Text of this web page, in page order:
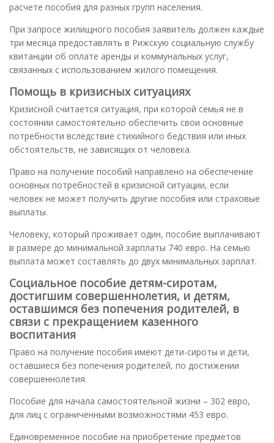
расчете пособия для разных групп населения.
При запросе жилищного пособия заявитель должен каждые
три месяца предоставлять в Рижскую социальную службу
квитанции об оплате аренды и коммунальных услуг,
связанных с использованием жилого помещения.
Помощь в кризисных ситуациях
Кризисной считается ситуация, при которой семья не в
состоянии самостоятельно обеспечить свои основные
потребности вследствие стихийного бедствия или иных
обстоятельств, не зависящих от человека.
Право на получение пособий направлено на обеспечение
основных потребностей в кризисной ситуации, если
человек не может получить другие пособия или страховые
выплаты.
Человеку, который проживает один, пособие выплачивают
в размере до минимальной зарплаты 740 евро. На семью
выплата может составлять до двух минимальных зарплат.
Социальное пособие детям-сиротам,
достигшим совершеннолетия, и детям,
оставшимся без попечения родителей, в
связи с прекращением казенного
воспитания
Право на получение пособия имеют дети-сироты и дети,
оставшиеся без попечения родителей, по достижении
совершеннолетия.
Пособие для начала самостоятельной жизни – 302 евро,
для лиц с ограниченными возможностями 453 евро.
Единовременное пособие на приобретение предметов